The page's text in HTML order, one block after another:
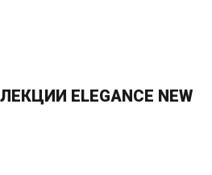
ELEGANCE NEW